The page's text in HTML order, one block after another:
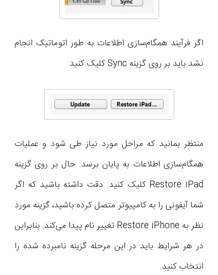
اگر فرآیند همگام‌سازی اطلاعات به طور اتوماتیک انجام
نشد باید بر روی گزینه Sync کلیک کنید.
منتظر بمانید که مراحل مورد نیاز طی شود و عملیات
همگام‌سازی اطلاعات به پایان برسد. حال بر روی گزینه
Restore iPad کلیک کنید. دقت داشته باشید که اگر
شما آیفونی را به کامپیوتر متصل کرده باشید، گزینه مورد
نظر به Restore iPhone تغییر نام پیدا می‌کند. بنابراین
در هر شرایط باید در این مرحله گزینه نامبرده شده را
انتخاب کنید.